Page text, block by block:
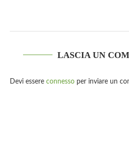
LASCIA UN
Devi essere connesso per inviare un